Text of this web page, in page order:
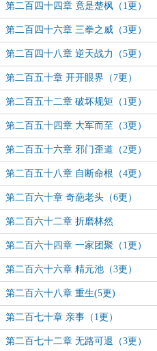
第二百四十四章 竟是楚枫（1更）
第二百四十六章 三拳之威（3更）
第二百四十八章 逆天战力（5更）
第二百五十章 开开眼界（7更）
第二百五十二章 破坏规矩（1更）
第二百五十四章 大军而至（3更）
第二百五十六章 邪门歪道（2更）
第二百五十八章 自断命根（4更）
第二百六十章 奇葩老头（6更）
第二百六十二章 折磨林然
第二百六十四章 一家团聚（1更）
第二百六十六章 精元池（3更）
第二百六十八章 重生(5更)
第二百七十章 亲事（1更）
第二百七十二章 无路可退（3更）